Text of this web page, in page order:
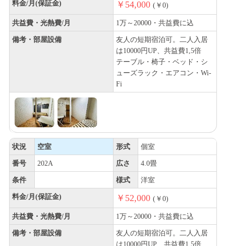
料金/月(保証金) ￥54,000 (￥0)
共益費・光熱費/月 1万～20000・共益費に込
備考・部屋設備
友人の短期宿泊可。二人入居
は10000円UP、共益費1,5倍
テーブル・椅子・ベッド・シ
ューズラック・エアコン・Wi-
Fi
状況 空室 形式 個室
番号 202A 広さ 4.0畳
条件 様式 洋室
料金/月(保証金) ￥52,000 (￥0)
共益費・光熱費/月 1万～20000・共益費に込
備考・部屋設備
友人の短期宿泊可。二人入居
は10000円UP、共益費1,5倍